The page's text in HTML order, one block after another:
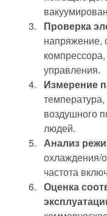
Проверка
напряжение,
управления.
Измерение
воздушного
людей.
Анализ
охлаждения/
частота
Оценка